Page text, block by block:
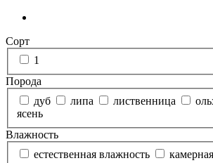
Сорт
1
Порода
дуб
липа лиственница
ясень
Влажность
естественная влажность